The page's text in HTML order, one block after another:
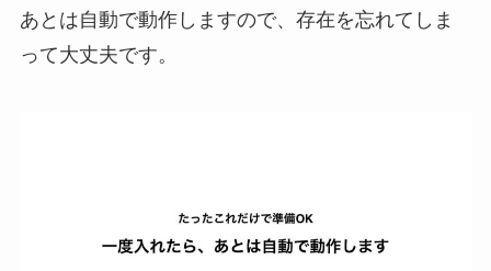
あとは自動で動作しますので、存在を忘れてしま
って大丈夫です。